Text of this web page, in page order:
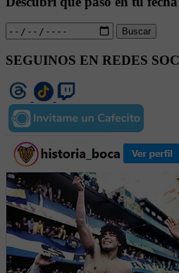
Buscar
SEGUINOS EN REDES